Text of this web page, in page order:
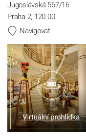
Jugoslávská 567/16
Praha 2, 120 00
Navigovat